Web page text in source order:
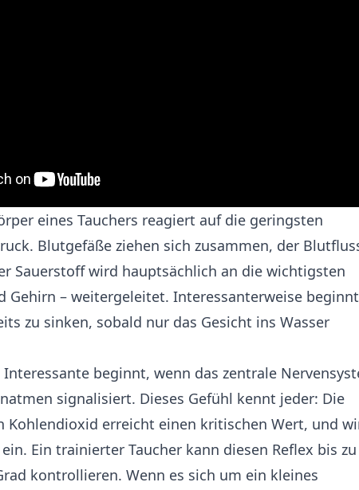
eines Tauchers reagiert auf die geringsten
Blutgefäße ziehen sich zusammen, der
Sauerstoff wird hauptsächlich an die wichtigsten
Gehirn – weitergeleitet. Interessanterweise
zu sinken, sobald nur das Gesicht ins Wasser
beginnt, wenn das zentrale
signalisiert. Dieses Gefühl kennt jeder: Die
Kohlendioxid erreicht einen kritischen Wert, und
Ein trainierter Taucher kann diesen Reflex bis zu
kontrollieren. Wenn es sich um ein kleines